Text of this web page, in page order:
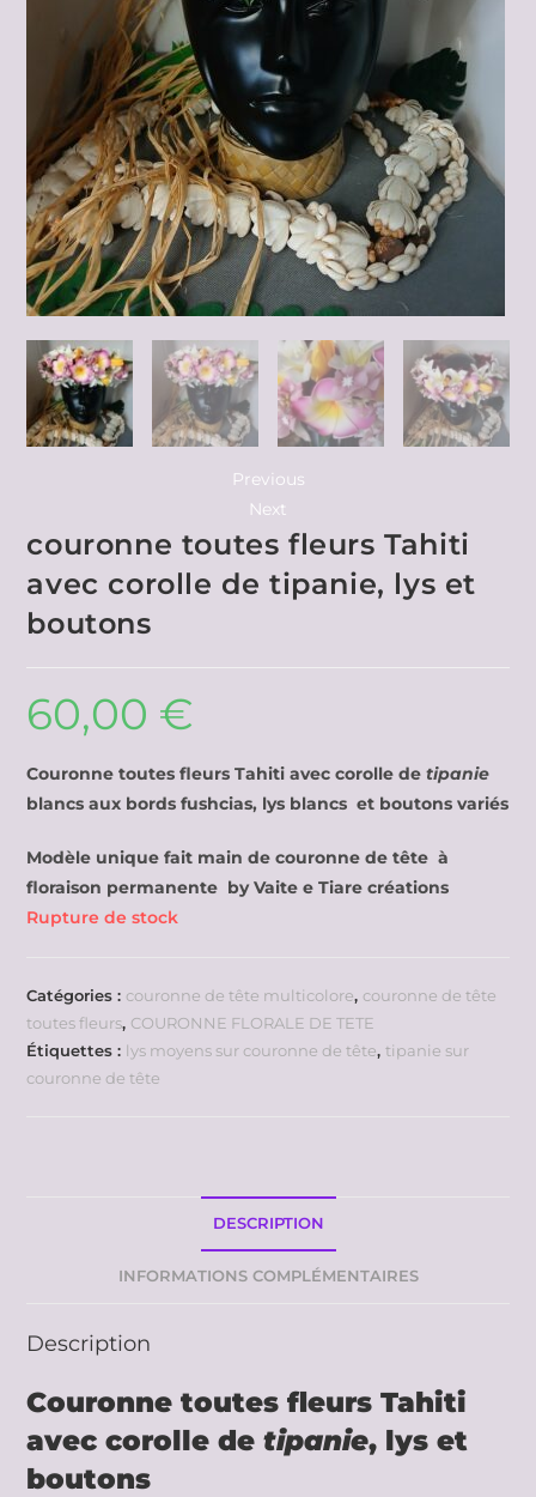
Previous
Next
couronne toutes fleurs Tahiti
avec corolle de tipanie, lys et
boutons
60,00 €
Couronne toutes fleurs Tahiti avec corolle detipanie
blancs aux bords fushcias, lys blancs et boutons variés
Modèle unique fait main de couronne de tête à
floraison permanente by Vaite e Tiare créations
Rupture de stock
Catégories : couronne de tête multicolore, couronne de tête
toutes fleurs, COURONNE FLORALE DE TETE
Étiquettes : lys moyens sur couronne de tête,tipanie sur
couronne de tête
DESCRIPTION
INFORMATIONS COMPLÉMENTAIRES
Description
Couronne toutes fleurs Tahiti
avec corolle detipanie, lys et
boutons